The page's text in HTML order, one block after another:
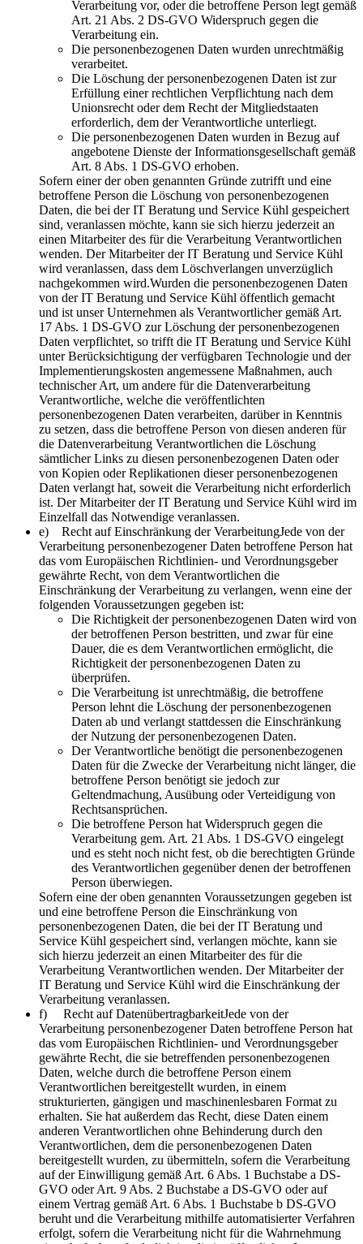
Verarbeitung vor, oder die betroffene Person legt gemäß
Art. 21 Abs. 2 DS-GVO Widerspruch gegen die
Verarbeitung ein.
Die personenbezogenen Daten wurden unrechtmäßig
verarbeitet.
Die Löschung der personenbezogenen Daten ist zur
Erfüllung einer rechtlichen Verpflichtung nach dem
Unionsrecht oder dem Recht der Mitgliedstaaten
erforderlich, dem der Verantwortliche unterliegt.
Die personenbezogenen Daten wurden in Bezug auf
angebotene Dienste der Informationsgesellschaft gemäß
Art. 8 Abs. 1 DS-GVO erhoben.
Sofern einer der oben genannten Gründe zutrifft und eine
betroffene Person die Löschung von personenbezogenen
Daten, die bei der IT Beratung und Service Kühl gespeichert
sind, veranlassen möchte, kann sie sich hierzu jederzeit an
einen Mitarbeiter des für die Verarbeitung Verantwortlichen
wenden. Der Mitarbeiter der IT Beratung und Service Kühl
wird veranlassen, dass dem Löschverlangen unverzüglich
nachgekommen wird.Wurden die personenbezogenen Daten
von der IT Beratung und Service Kühl öffentlich gemacht
und ist unser Unternehmen als Verantwortlicher gemäß Art.
17 Abs. 1 DS-GVO zur Löschung der personenbezogenen
Daten verpflichtet, so trifft die IT Beratung und Service Kühl
unter Berücksichtigung der verfügbaren Technologie und der
Implementierungskosten angemessene Maßnahmen, auch
technischer Art, um andere für die Datenverarbeitung
Verantwortliche, welche die veröffentlichten
personenbezogenen Daten verarbeiten, darüber in Kenntnis
zu setzen, dass die betroffene Person von diesen anderen für
die Datenverarbeitung Verantwortlichen die Löschung
sämtlicher Links zu diesen personenbezogenen Daten oder
von Kopien oder Replikationen dieser personenbezogenen
Daten verlangt hat, soweit die Verarbeitung nicht erforderlich
ist. Der Mitarbeiter der IT Beratung und Service Kühl wird im
Einzelfall das Notwendige veranlassen.
e) Recht auf Einschränkung der VerarbeitungJede von der
Verarbeitung personenbezogener Daten betroffene Person hat
das vom Europäischen Richtlinien- und Verordnungsgeber
gewährte Recht, von dem Verantwortlichen die
Einschränkung der Verarbeitung zu verlangen, wenn eine der
folgenden Voraussetzungen gegeben ist:
Die Richtigkeit der personenbezogenen Daten wird von
der betroffenen Person bestritten, und zwar für eine
Dauer, die es dem Verantwortlichen ermöglicht, die
Richtigkeit der personenbezogenen Daten zu
überprüfen.
Die Verarbeitung ist unrechtmäßig, die betroffene
Person lehnt die Löschung der personenbezogenen
Daten ab und verlangt stattdessen die Einschränkung
der Nutzung der personenbezogenen Daten.
Der Verantwortliche benötigt die personenbezogenen
Daten für die Zwecke der Verarbeitung nicht länger, die
betroffene Person benötigt sie jedoch zur
Geltendmachung, Ausübung oder Verteidigung von
Rechtsansprüchen.
Die betroffene Person hat Widerspruch gegen die
Verarbeitung gem. Art. 21 Abs. 1 DS-GVO eingelegt
und es steht noch nicht fest, ob die berechtigten Gründe
des Verantwortlichen gegenüber denen der betroffenen
Person überwiegen.
Sofern eine der oben genannten Voraussetzungen gegeben ist
und eine betroffene Person die Einschränkung von
personenbezogenen Daten, die bei der IT Beratung und
Service Kühl gespeichert sind, verlangen möchte, kann sie
sich hierzu jederzeit an einen Mitarbeiter des für die
Verarbeitung Verantwortlichen wenden. Der Mitarbeiter der
IT Beratung und Service Kühl wird die Einschränkung der
Verarbeitung veranlassen.
f) Recht auf DatenübertragbarkeitJede von der
Verarbeitung personenbezogener Daten betroffene Person hat
das vom Europäischen Richtlinien- und Verordnungsgeber
gewährte Recht, die sie betreffenden personenbezogenen
Daten, welche durch die betroffene Person einem
Verantwortlichen bereitgestellt wurden, in einem
strukturierten, gängigen und maschinenlesbaren Format zu
erhalten. Sie hat außerdem das Recht, diese Daten einem
anderen Verantwortlichen ohne Behinderung durch den
Verantwortlichen, dem die personenbezogenen Daten
bereitgestellt wurden, zu übermitteln, sofern die Verarbeitung
auf der Einwilligung gemäß Art. 6 Abs. 1 Buchstabe a DS-
GVO oder Art. 9 Abs. 2 Buchstabe a DS-GVO oder auf
einem Vertrag gemäß Art. 6 Abs. 1 Buchstabe b DS-GVO
beruht und die Verarbeitung mithilfe automatisierter Verfahren
erfolgt, sofern die Verarbeitung nicht für die Wahrnehmung